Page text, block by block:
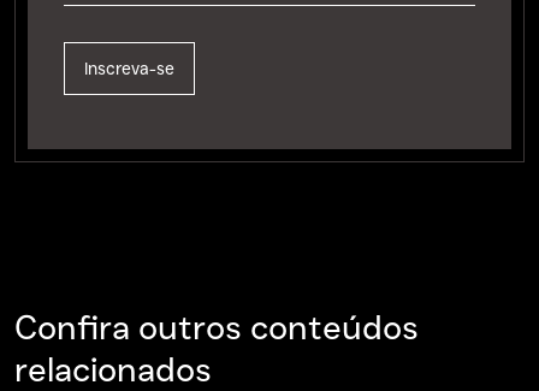
Confira outros conteúdos
relacionados